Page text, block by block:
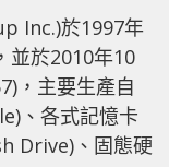
Inc.)於1997年
並於2010年10
，主要生產自
、各式記憶卡
Drive)、固態硬